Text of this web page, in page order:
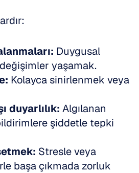
Duygusal
yaşamak.
Kolayca sinirlenmek veya
duyarlılık: Algılanan
şiddetle tepki
Stresle veya
başa çıkmada zorluk